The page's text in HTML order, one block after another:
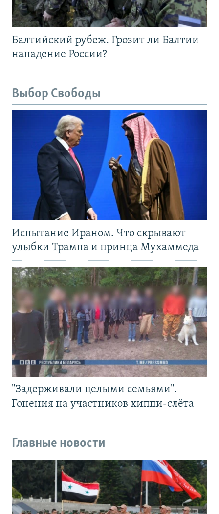
Балтийский рубеж. Грозит ли Балтии
нападение России?
Выбор Свободы
Испытание Ираном. Что скрывают
улыбки Трампа и принца Мухаммеда
"Задерживали целыми семьями".
Гонения на участников хиппи-слёта
Главные новости